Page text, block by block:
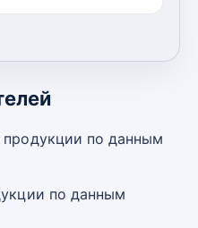
по данным
по данным